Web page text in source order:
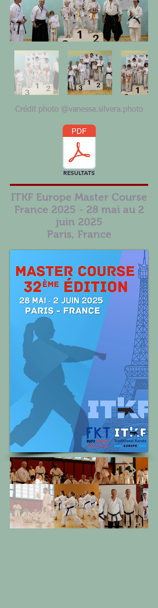
Crédit photo @vanessa.silvera.photo
RESULTATS
ITKF Europe Master Course
France 2025 - 28 mai au 2
juin 2025
Paris, France